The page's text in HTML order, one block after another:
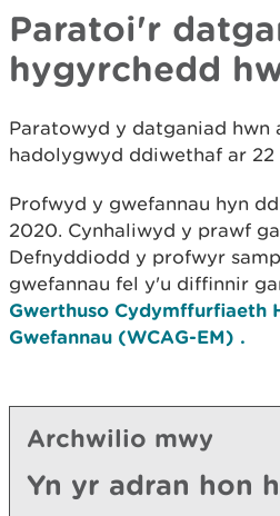
Paratoi'r
hygyrchedd
Paratowyd y datganiad hwn
hadolygwyd ddiwethaf ar 22
Profwyd y gwefannau hyn
2020. Cynhaliwyd y prawf
Defnyddiodd y profwyr
gwefannau fel y'u diffinnir
Gwerthuso Cydymffurfiaeth
Gwefannau (WCAG-EM) .
Archwilio mwy
Yn yr adran hon